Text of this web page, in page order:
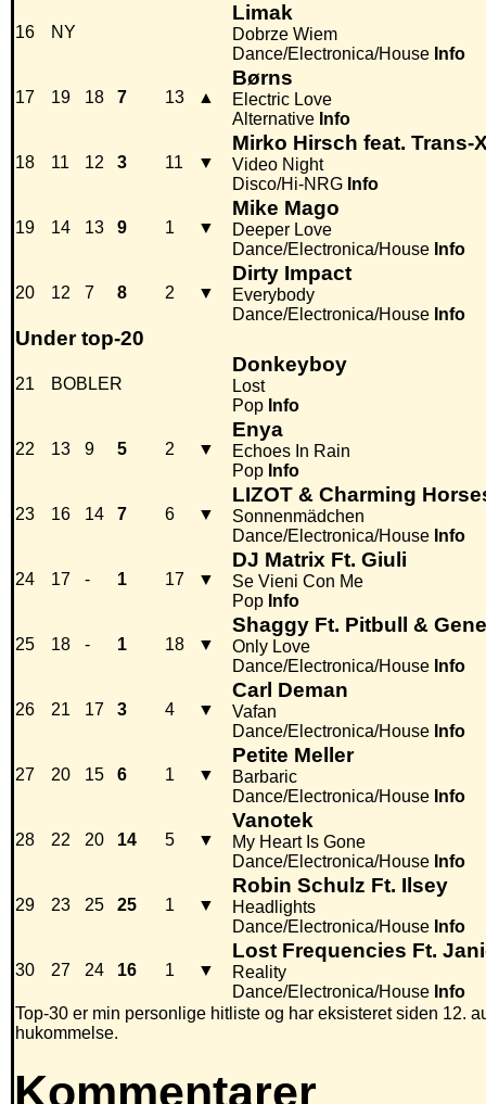
16 NY
Limak
Dobrze Wiem
Dance/Electronica/House Info
17 19 18 7 13 ▲
Børns
Electric Love
Alternative Info
18 11 12 3 11 ▼
Mirko Hirsch feat. Trans-
Video Night
Disco/Hi-NRG Info
19 14 13 9 1 ▼
Mike Mago
Deeper Love
Dance/Electronica/House Info
20 12 7 8 2 ▼
Dirty Impact
Everybody
Dance/Electronica/House Info
Under top-20
21 BOBLER
Donkeyboy
Lost
Pop Info
22 13 9 5 2 ▼
Enya
Echoes In Rain
Pop Info
23 16 14 7 6 ▼
LIZOT & Charming
Sonnenmädchen
Dance/Electronica/House Info
24 17 - 1 17 ▼
DJ Matrix Ft. Giuli
Se Vieni Con Me
Pop Info
25 18 - 1 18 ▼
Shaggy Ft. Pitbull &
Only Love
Dance/Electronica/House Info
26 21 17 3 4 ▼
Carl Deman
Vafan
Dance/Electronica/House Info
27 20 15 6 1 ▼
Petite Meller
Barbaric
Dance/Electronica/House Info
28 22 20 14 5 ▼
Vanotek
My Heart Is Gone
Dance/Electronica/House Info
29 23 25 25 1 ▼
Robin Schulz Ft. Ilsey
Headlights
Dance/Electronica/House Info
30 27 24 16 1 ▼
Lost Frequencies Ft.
Reality
Dance/Electronica/House Info
Top-30 er min personlige hitliste og har eksisteret siden 12.
hukommelse.
Kommentarer